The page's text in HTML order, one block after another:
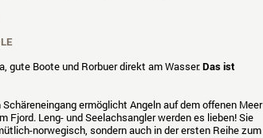
gute Boote und Rorbuer direkt am Wasser:Das ist
ermöglicht Angeln auf dem offenen Meer
Fjord. Leng- und Seelachsangler werden es lieben! Sie
norwegisch, sondern auch in der ersten Reihe zum